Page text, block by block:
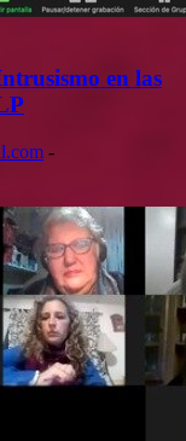
en las
-